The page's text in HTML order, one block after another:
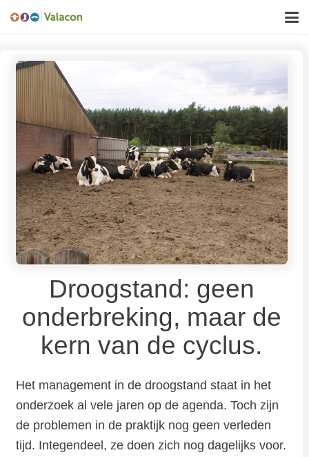
Droogstand: geen
onderbreking, maar de
kern van de cyclus.
Het management in de droogstand staat in het
onderzoek al vele jaren op de agenda. Toch zijn
de problemen in de praktijk nog geen verleden
tijd. Integendeel, ze doen zich nog dagelijks voor.